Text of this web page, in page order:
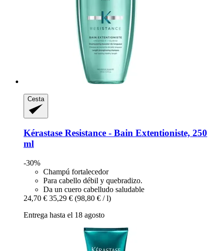
Cesta
Kérastase Resistance -​ Bain Extentioniste, 250
ml
-30%
Champú fortalecedor
Para cabello débil y quebradizo.
Da un cuero cabelludo saludable
24,70 € 35,29 € (98,80 € / l)
Entrega hasta el 18 agosto